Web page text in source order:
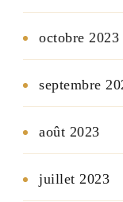
octobre 2023
septembre
août 2023
juillet 2023